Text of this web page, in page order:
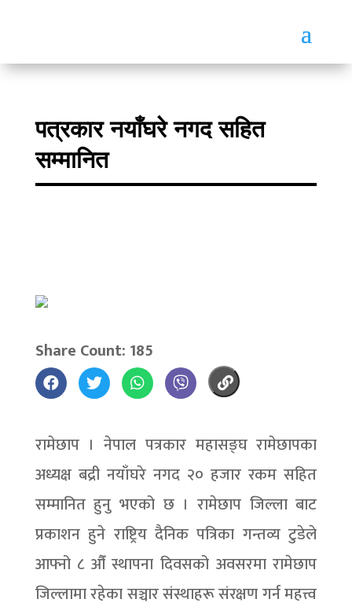
पत्रकार नयाँघरे नगद सहित
सम्मानित
Share Count: 185
रामेछाप । नेपाल पत्रकार महासङ्घ रामेछापका
अध्यक्ष बद्री नयाँघरे नगद २० हजार रकम सहित
सम्मानित हुनु भएको छ । रामेछाप जिल्ला बाट
प्रकाशन हुने राष्ट्रिय दैनिक पत्रिका गन्तव्य टुडेले
आफ्नो ८ औँ स्थापना दिवसको अवसरमा रामेछाप
जिल्लामा रहेका सञ्चार संस्थाहरू संरक्षण गर्न महत्त्व